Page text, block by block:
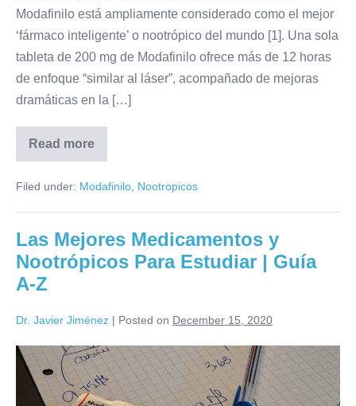
Modafinilo está ampliamente considerado como el mejor
‘fármaco inteligente’ o nootrópico del mundo [1]. Una sola
tableta de 200 mg de Modafinilo ofrece más de 12 horas
de enfoque “similar al láser”, acompañado de mejoras
dramáticas en la […]
Read more
Filed under: Modafinilo Nootropicos
Las Mejores Medicamentos y
Nootrópicos Para Estudiar | Guía
A-Z
Dr. Javier Jiménez | Posted on December 15, 2020